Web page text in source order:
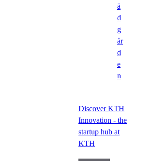
ä
d
g
år
d
e
n
Discover KTH
Innovation - the
startup hub at
KTH